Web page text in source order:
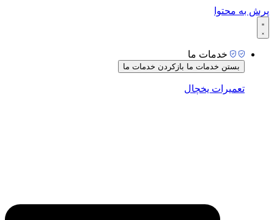
پرش به محتوا
خدمات ما
بستن خدمات ما بازکردن خدمات ما
تعمیرات یخچال